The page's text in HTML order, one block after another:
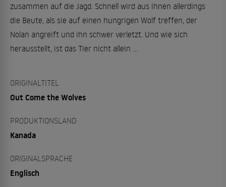
zusammen auf die Jagd. Schnell wird aus ihnen allerdings
die Beute, als sie auf einen hungrigen Wolf treffen, der
Nolan angreift und ihn schwer verletzt. Und wie sich
herausstellt, ist das Tier nicht allein …
ORIGINALTITEL
Out Come the Wolves
PRODUKTIONSLAND
Kanada
ORIGINALSPRACHE
Englisch